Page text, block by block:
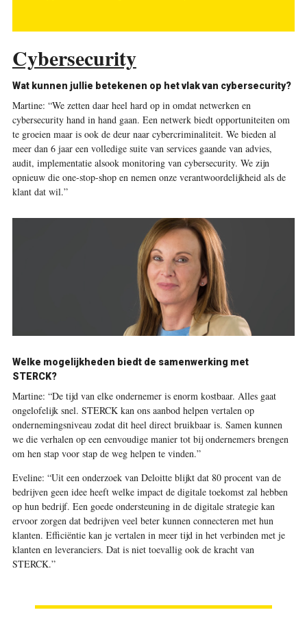
Cybersecurity
Wat kunnen jullie betekenen op het vlak van cybersecurity?
Martine: “We zetten daar heel hard op in omdat netwerken en
cybersecurity hand in hand gaan. Een netwerk biedt opportuniteiten om
te groeien maar is ook de deur naar cybercriminaliteit. We bieden al
meer dan 6 jaar een volledige suite van services gaande van advies,
audit, implementatie alsook monitoring van cybersecurity. We zijn
opnieuw die one-stop-shop en nemen onze verantwoordelijkheid als de
klant dat wil.”
Welke mogelijkheden biedt de samenwerking met
STERCK?
Martine: “De tijd van elke ondernemer is enorm kostbaar. Alles gaat
ongelofelijk snel. STERCK kan ons aanbod helpen vertalen op
ondernemingsniveau zodat dit heel direct bruikbaar is. Samen kunnen
we die verhalen op een eenvoudige manier tot bij ondernemers brengen
om hen stap voor stap de weg helpen te vinden.”
Eveline: “Uit een onderzoek van Deloitte blijkt dat 80 procent van de
bedrijven geen idee heeft welke impact de digitale toekomst zal hebben
op hun bedrijf. Een goede ondersteuning in de digitale strategie kan
ervoor zorgen dat bedrijven veel beter kunnen connecteren met hun
klanten. Efficiëntie kan je vertalen in meer tijd in het verbinden met je
klanten en leveranciers. Dat is niet toevallig ook de kracht van
STERCK.”